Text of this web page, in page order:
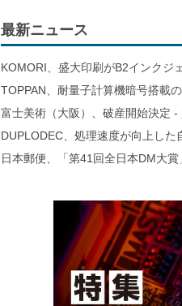
最新ニュース
KOMORI、盛大印刷がB2インクジ
TOPPAN、耐量子計算機暗号搭載
富士美術（大阪）、破産開始決定 -
DUPLODEC、処理速度が向上した
日本郵便、「第41回全日本DM大